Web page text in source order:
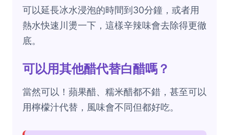
可以延長冰水浸泡的時間到30分鐘，或者用
熱水快速川燙一下，這樣辛辣味會去除得更徹
底。
可以用其他醋代替白醋嗎？
當然可以！蘋果醋、糯米醋都不錯，甚至可以
用檸檬汁代替，風味會不同但都好吃。